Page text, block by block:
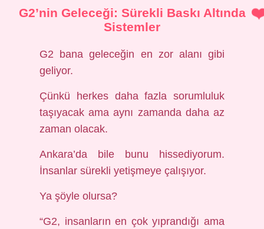
G2’nin Geleceği: Sürekli Baskı Altında
Sistemler
G2 bana geleceğin en zor alanı gibi
geliyor.
Çünkü herkes daha fazla sorumluluk
taşıyacak ama aynı zamanda daha az
zaman olacak.
Ankara’da bile bunu hissediyorum.
İnsanlar sürekli yetişmeye çalışıyor.
Ya şöyle olursa?
“G2, insanların en çok yıprandığı ama